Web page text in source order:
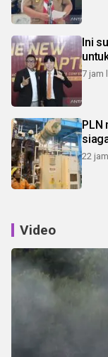
Ini
7 jam
PLN
22
Video